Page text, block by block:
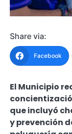
Share via:
Facebook
El Municipio
que incluyó
y prevención